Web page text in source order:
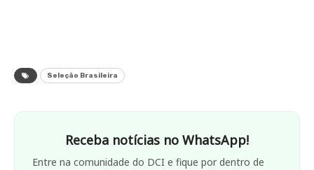
Seleção Brasileira
Receba notícias no WhatsApp!
Entre na comunidade do DCI e fique por dentro de